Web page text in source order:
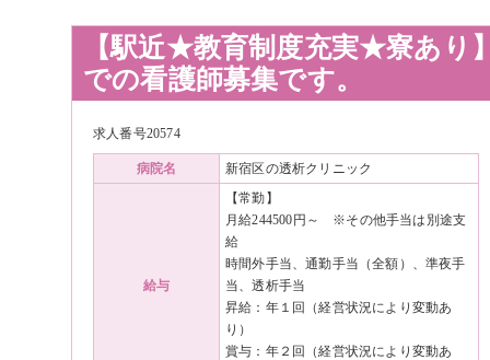
【駅近★教育制度充実★寮あり
での看護師募集です。
求人番号20574
病院名 新宿区の透析クリニック
給与
【常勤】
月給244500円～ ※その他手当は別途支
給
時間外手当、通勤手当（全額）、準夜手
当、透析手当
昇給：年１回（経営状況により変動あ
り）
賞与：年２回（経営状況により変動あ